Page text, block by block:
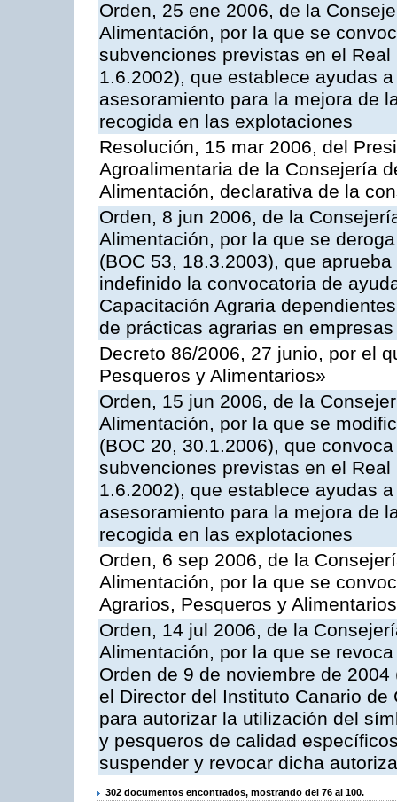
Orden, 25 ene 2006, de la
Alimentación, por la que se
subvenciones previstas en el
1.6.2002), que establece ayudas
asesoramiento para la mejora de
recogida en las explotaciones
Resolución, 15 mar 2006, del
Agroalimentaria de la Consejería
Alimentación, declarativa de la
Orden, 8 jun 2006, de la
Alimentación, por la que se
(BOC 53, 18.3.2003), que
indefinido la convocatoria de
Capacitación Agraria
de prácticas agrarias en
Decreto 86/2006, 27 junio, por el
Pesqueros y Alimentarios»
Orden, 15 jun 2006, de la
Alimentación, por la que se
(BOC 20, 30.1.2006), que
subvenciones previstas en el
1.6.2002), que establece ayudas
asesoramiento para la mejora de
recogida en las explotaciones
Orden, 6 sep 2006, de la
Alimentación, por la que se
Agrarios, Pesqueros y
Orden, 14 jul 2006, de la
Alimentación, por la que se
Orden de 9 de noviembre de
el Director del Instituto Canario
para autorizar la utilización del
y pesqueros de calidad
suspender y revocar dicha
302 documentos encontrados, mostrando del 76 al 100.